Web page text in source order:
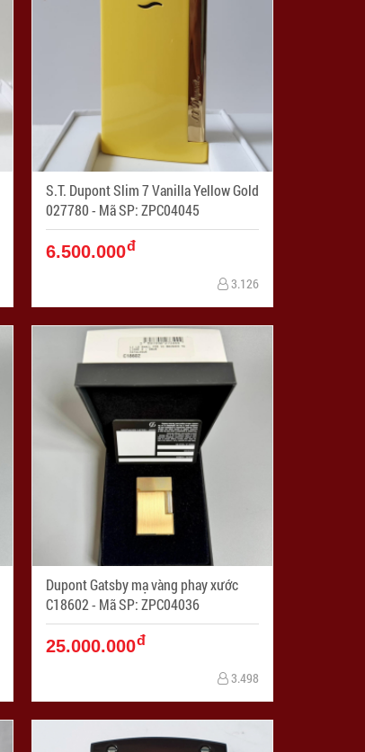
S.T. Dupont Slim 7 Vanilla Yellow Gold
027780 - Mã SP: ZPC04045
6.500.000đ
3.126
Dupont Gatsby mạ vàng phay xước
C18602 - Mã SP: ZPC04036
25.000.000đ
3.498